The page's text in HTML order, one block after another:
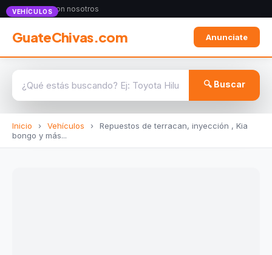
Anunciate con nosotros
GuateChivas.com Anunciate
🔍 Buscar
Inicio › Vehículos ›
Repuestos de terracan, inyección , Kia
bongo y más...
VEHÍCULOS